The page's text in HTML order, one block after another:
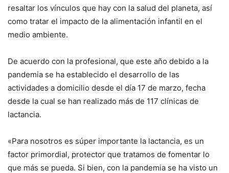
resaltar los vínculos que hay con la salud del planeta, así
como tratar el impacto de la alimentación infantil en el
medio ambiente.
De acuerdo con la profesional, que este año debido a la
pandemia se ha establecido el desarrollo de las
actividades a domicilio desde el día 17 de marzo, fecha
desde la cual se han realizado más de 117 clínicas de
lactancia.
«Para nosotros es súper importante la lactancia, es un
factor primordial, protector que tratamos de fomentar lo
que más se pueda. Si bien, con la pandemia se ha visto un